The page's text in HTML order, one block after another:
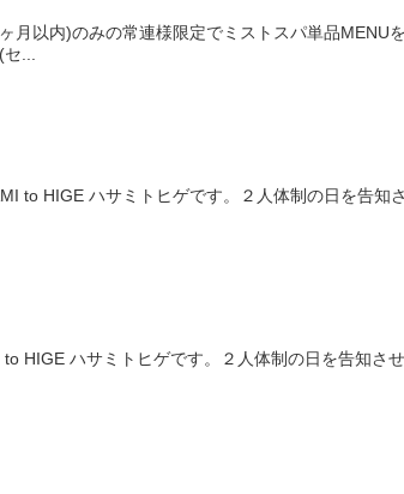
以内)のみの常連様限定でミストスパ単品MENU
...
to HIGE ハサミトヒゲです。２人体制の日を告知
HIGE ハサミトヒゲです。２人体制の日を告知さ